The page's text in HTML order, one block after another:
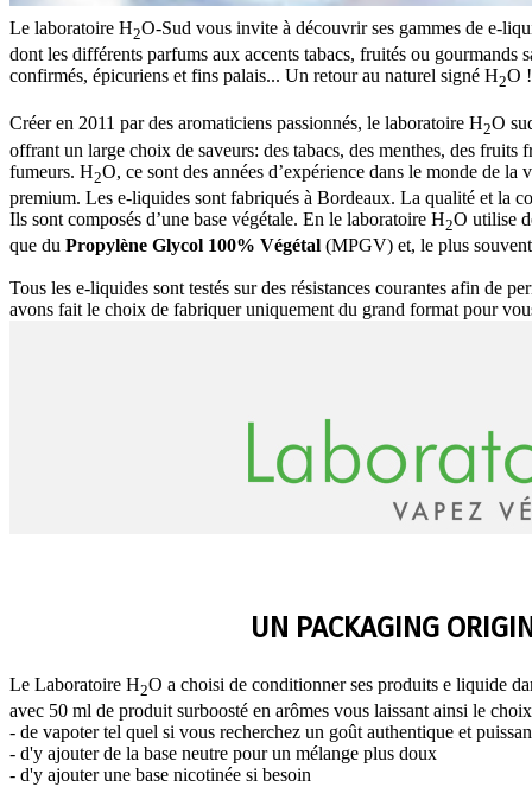
Le laboratoire H2O-Sud vous invite à découvrir ses gammes de e-
dont les différents parfums aux accents tabacs, fruités ou gourmands
confirmés, épicuriens et fins palais... Un retour au naturel signé H2O !
Créer en 2011 par des aromaticiens passionnés, le laboratoire H2O
offrant un large choix de saveurs: des tabacs, des menthes, des
fumeurs. H2O, ce sont des années d’expérience dans le monde de
premium. Les e-liquides sont fabriqués à Bordeaux. La qualité et la
Ils sont composés d’une base végétale. En le laboratoire H2O utilise
que du Propylène Glycol 100% Végétal (MPGV) et, le plus
Tous les e-liquides sont testés sur des résistances courantes afin de
avons fait le choix de fabriquer uniquement du grand format pour
UN PACKAGING
Le Laboratoire H2O a choisi de conditionner ses produits e liquide
avec 50 ml de produit surboosté en arômes vous laissant ainsi le
- de vapoter tel quel si vous recherchez un goût authentique et
- d'y ajouter de la base neutre pour un mélange plus doux
- d'y ajouter une base nicotinée si besoin